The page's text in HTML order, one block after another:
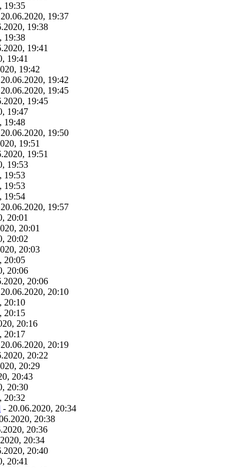
19:35
19:37
19:38
19:38
19:41
19:41
19:42
19:42
19:45
19:45
19:47
19:48
19:50
19:51
19:51
19:53
19:53
19:53
19:54
19:57
20:01
20:01
20:02
20:03
20:05
20:06
20:06
20:10
20:10
20:15
20:16
20:17
20:19
20:22
20:29
20:43
20:30
20:32
- 20.06.2020, 20:34
20:38
20:36
20:34
20:40
20:41